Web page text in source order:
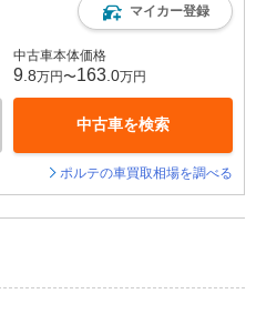
マイカー登録
中古車本体価格
9 .8万円〜163 .0万円
中古車を検索
ポルテの車買取相場を調べる